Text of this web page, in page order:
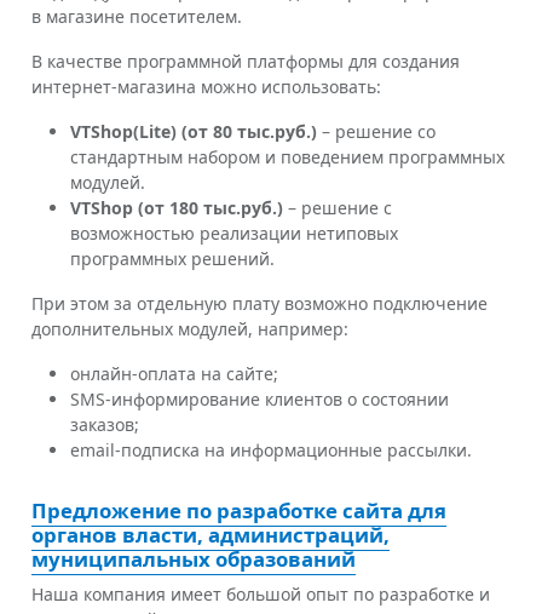
в магазине посетителем.
В качестве программной платформы для создания
интернет-магазина можно использовать:
VTShop(Lite) (от 80 тыс.руб.) – решение со
стандартным набором и поведением программных
модулей.
VTShop (от 180 тыс.руб.) – решение с
возможностью реализации нетиповых
программных решений.
При этом за отдельную плату возможно подключение
дополнительных модулей, например:
онлайн-оплата на сайте;
SMS-информирование клиентов о состоянии
заказов;
email-подписка на информационные рассылки.
Предложение по разработке сайта для
органов власти, администраций,
муниципальных образований
Наша компания имеет большой опыт по разработке и